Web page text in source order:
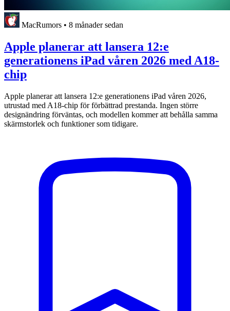
MacRumors • 8 månader sedan
Apple planerar att lansera 12:e
generationens iPad våren 2026 med A18-
chip
Apple planerar att lansera 12:e generationens iPad våren 2026,
utrustad med A18-chip för förbättrad prestanda. Ingen större
designändring förväntas, och modellen kommer att behålla samma
skärmstorlek och funktioner som tidigare.